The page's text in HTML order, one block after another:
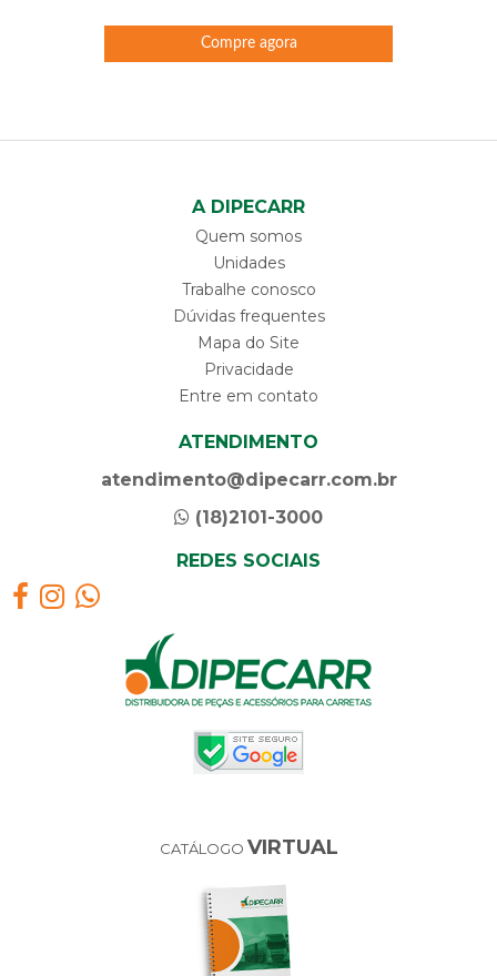
Compre agora
A DIPECARR
Quem somos
Unidades
Trabalhe conosco
Dúvidas frequentes
Mapa do Site
Privacidade
Entre em contato
ATENDIMENTO
atendimento@dipecarr.com.br
(18)2101-3000
REDES SOCIAIS
CATÁLOGO VIRTUAL